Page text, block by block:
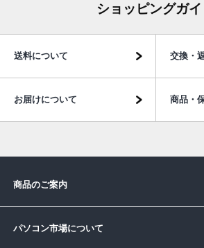
ショッピングガ
送料について 交換・
お届けについて 商品・
商品のご案内
パソコン市場について